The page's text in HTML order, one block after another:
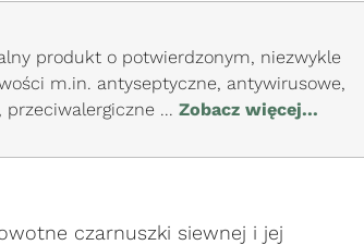
produkt o potwierdzonym, niezwykle
m.in. antyseptyczne, antywirusowe,
... Zobacz więcej...
czarnuszki siewnej i jej